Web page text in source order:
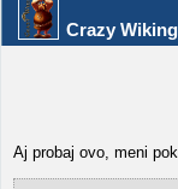
Crazy Wiking
Aj probaj ovo, meni